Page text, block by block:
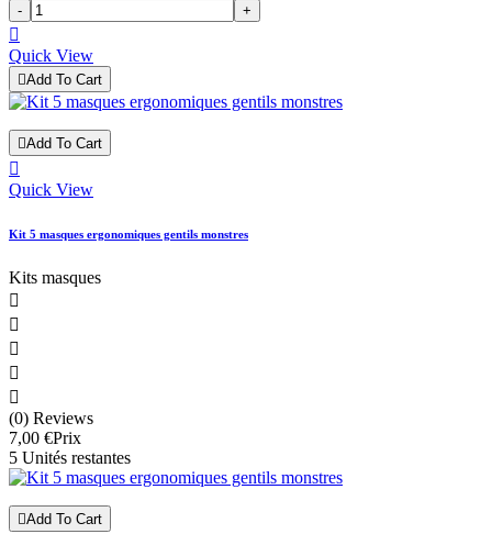
- +

Quick View
Add To Cart
Add To Cart

Quick View
Kit 5 masques ergonomiques gentils monstres
Kits masques





(0) Reviews
7,00 €Prix
5 Unités restantes
Add To Cart